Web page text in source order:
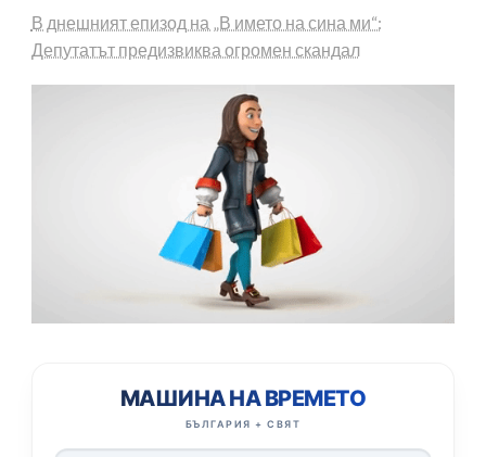
В днешният епизод на „В името на сина ми“:
Депутатът предизвиква огромен скандал
МАШИНА НА ВРЕМЕТО
БЪЛГАРИЯ + СВЯТ